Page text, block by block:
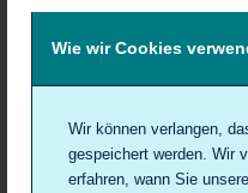
Wie wir Cookies
Wir können verlangen,
gespeichert werden. Wir
erfahren, wann Sie